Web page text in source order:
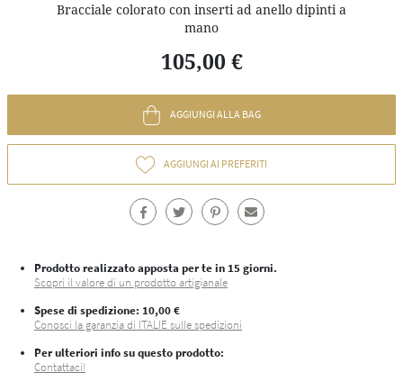
Bracciale colorato con inserti ad anello dipinti a
mano
105,00 €
AGGIUNGI AI PREFERITI
AGGIUNGI ALLA BAG
Prodotto realizzato apposta per te in 15 giorni.
Scopri il valore di un prodotto artigianale
Spese di spedizione: 10,00 €
Conosci la garanzia di ITALIE sulle spedizioni
Per ulteriori info su questo prodotto:
Contattaci!